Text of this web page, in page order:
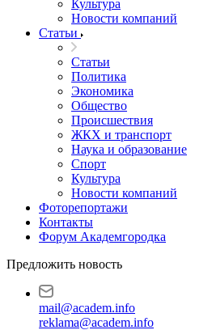
Культура
Новости компаний
Статьи
Статьи
Политика
Экономика
Общество
Происшествия
ЖКХ и транспорт
Наука и образование
Спорт
Культура
Новости компаний
Фоторепортажи
Контакты
Форум Академгородка
Предложить новость
mail@academ.info
reklama@academ.info